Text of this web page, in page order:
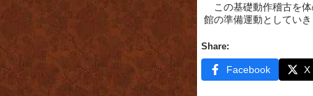
この基礎動作稽古を
館の準備運動としてい
Share:
Facebook X